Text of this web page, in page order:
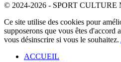
© 2024-2026 - SPORT CULTURE
Ce site utilise des cookies pour
supposerons que vous êtes d'accord
vous désinscrire si vous le souhaitez.
ACCUEIL